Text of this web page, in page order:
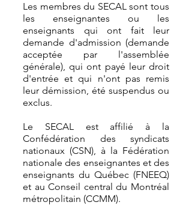
Les membres du SECAL sont tous
les enseignantes ou les
enseignants qui ont fait leur
demande d'admission (demande
acceptée par l'assemblée
générale), qui ont payé leur droit
d'entrée et qui n'ont pas remis
leur démission, été suspendus ou
exclus.
Le SECAL est affilié à la
Confédération des syndicats
nationaux (CSN), à la Fédération
nationale des enseignantes et des
enseignants du Québec (FNEEQ)
et au Conseil central du Montréal
métropolitain (CCMM).